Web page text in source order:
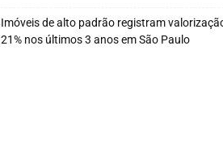
Imóveis de alto padrão registram
21% nos últimos 3 anos em São Paulo